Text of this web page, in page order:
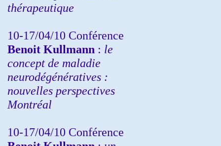
thérapeutique
10-17/04/10 Conférence
Benoit Kullmann : le
concept de maladie
neurodégénératives :
nouvelles perspectives
Montréal
10-17/04/10 Conférence